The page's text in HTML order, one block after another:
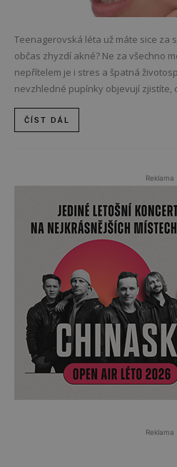
Teenagerovská léta už máte sice za
občas zhyzdí akné? Ne za všechno
nepřítelem je i stres a špatná
nevzhledné pupínky objevují zjistíte,
ČÍST DÁL
Reklama
Reklama